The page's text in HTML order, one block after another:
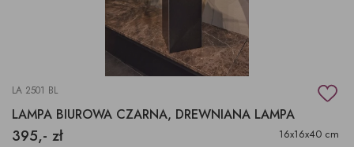
LA 2501 BL
LAMPA BIUROWA CZARNA, DREWNIANA LAMPA
395,- zł 16x16x40 cm